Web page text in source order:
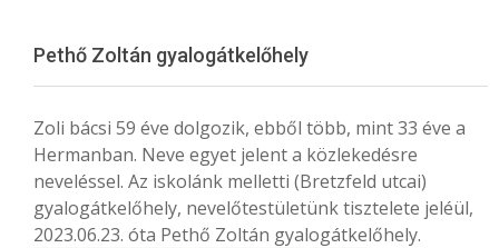
Pethő Zoltán gyalogátkelőhely
Zoli bácsi 59 éve dolgozik, ebből több, mint 33 éve a
Hermanban. Neve egyet jelent a közlekedésre
neveléssel. Az iskolánk melletti (Bretzfeld utcai)
gyalogátkelőhely, nevelőtestületünk tisztelete jeléül,
2023.06.23. óta Pethő Zoltán gyalogátkelőhely.